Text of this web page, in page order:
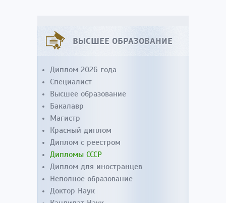
ВЫСШЕЕ ОБРАЗОВАНИЕ
Диплом 2026 года
Специалист
Высшее образование
Бакалавр
Магистр
Красный диплом
Диплом с реестром
Дипломы СССР
Диплом для иностранцев
Неполное образование
Доктор Наук